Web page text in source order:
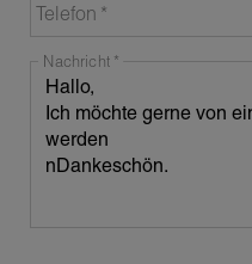
Telefon
Nachricht